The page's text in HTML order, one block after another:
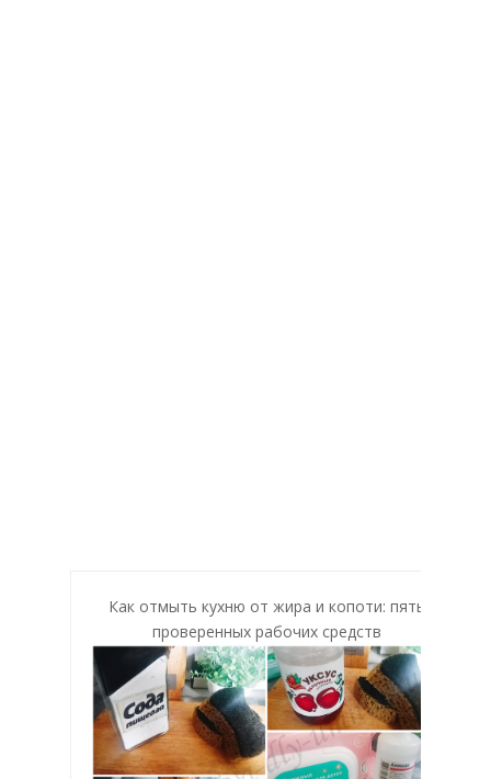
Как отмыть кухню от жира и копоти: пять
проверенных рабочих средств